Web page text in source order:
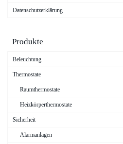
Datenschutzerklärung
Produkte
Beleuchtung
Thermostate
Raumthermostate
Heizkörperthermostate
Sicherheit
Alarmanlagen